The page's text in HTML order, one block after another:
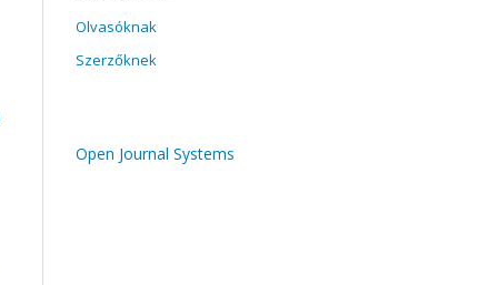
Olvasóknak
Szerzőknek
Open Journal Systems